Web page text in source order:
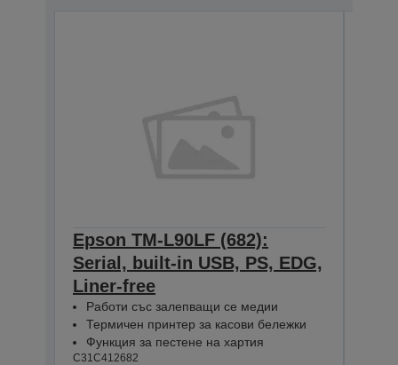
Epson TM-L90LF (682):
Serial, built-in USB, PS, EDG,
Liner-free
Работи със залепващи се медии
Термичен принтер за касови бележки
Функция за пестене на хартия
C31C412682